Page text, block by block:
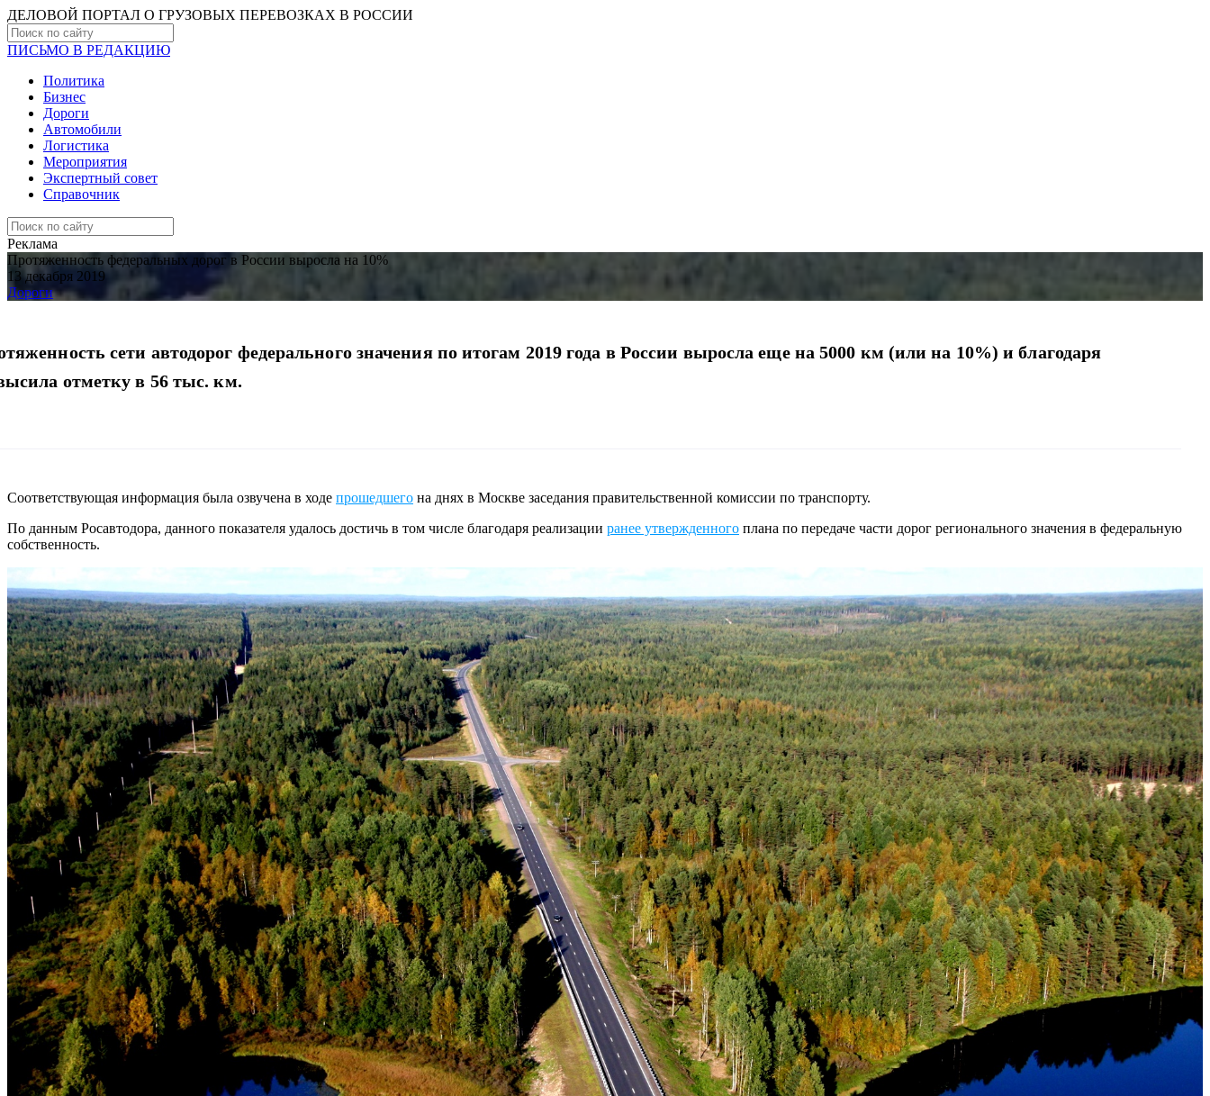
ДЕЛОВОЙ ПОРТАЛ О ГРУЗОВЫХ ПЕРЕВОЗКАХ В РОCСИИ
ПИСЬМО В РЕДАКЦИЮ
Политика
Бизнес
Дороги
Автомобили
Логистика
Мероприятия
Экспертный совет
Справочник
Реклама
Протяженность федеральных дорог в России выросла на 10%
13 декабря 2019
Дороги
сети автодорог федерального значения по итогам 2019 года в России выросла еще на 5000 км (или на 10%) и благодаря
отметку в 56 тыс. км.
Соответствующая информация была озвучена в ходе прошедшего на днях в Москве заседания правительственной комиссии по транспорту.
По данным Росавтодора, данного показателя удалось достичь в том числе благодаря реализации ранее утвержденного плана по передаче части дорог регионального значения в федеральную
собственность.